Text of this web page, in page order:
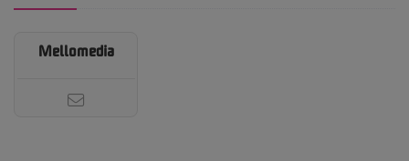
Mellomedia